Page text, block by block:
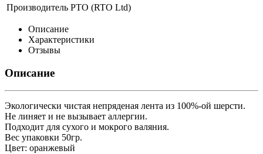
Производитель РТО (RTO Ltd)
Описание
Характеристики
Отзывы
Описание
Экологически чистая непряденая лента из 100%-ой шерсти.
Не линяет и не вызывает аллергии.
Подходит для сухого и мокрого валяния.
Вес упаковки 50гр.
Цвет: оранжевый